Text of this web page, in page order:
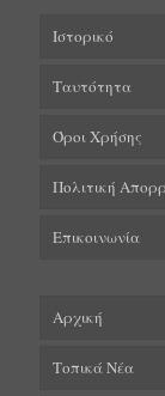
Ιστορικό
Ταυτότητα
Όροι Χρήσης
Πολιτική
Επικοινωνία
Αρχική
Τοπικά Νέα